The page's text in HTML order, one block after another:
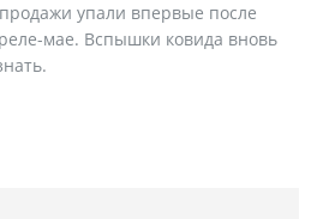
упали впервые после
мае. Вспышки ковида вновь